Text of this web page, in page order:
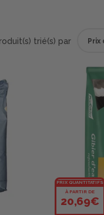
trié(s) par
PRIX QUANTITATIFS
À PARTIR DE
20,69€